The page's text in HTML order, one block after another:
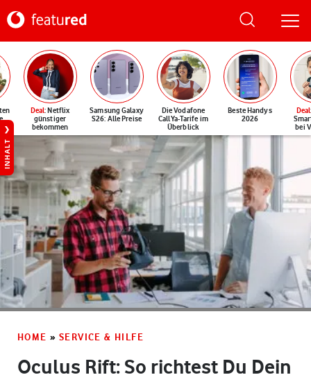
Deal: Netflix
günstiger
bekommen
Samsung Galaxy
S26: Alle Preise
Die Vodafone
CallYa-Tarife im
Überblick
Beste Handys
2026
Deal
bei
INHALT
HOME » SERVICE & HILFE
Oculus Rift: So richtest Du Dein